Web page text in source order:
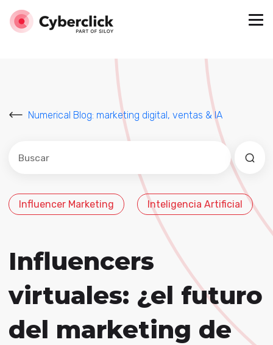
Numerical Blog: marketing digital, ventas & IA
Este es un campo de búsqueda con una función de
No hay sugerencias porque el campo de
Influencer Marketing Inteligencia Artificial
Influencers
virtuales: ¿el futuro
del marketing de